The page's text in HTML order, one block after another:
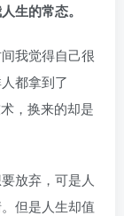
生的常态。
我觉得自己很
都拿到了
，换来的却是
放弃，可是人
但是人生却值